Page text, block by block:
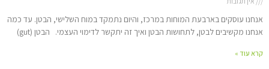
אנחנו עוסקים בארבעת המוחות במרכז, והיום נתמקד במוח השלישי, הבטן. עד כמה
אנחנו מקשיבים לבטן, לתחושות הבטן ואיך זה יתקשר לדימוי העצמי. הבטן (gut)
קרא עוד »